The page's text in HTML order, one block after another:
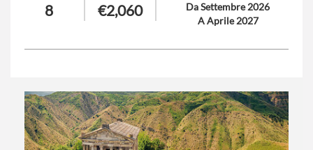
che attraversa oasi senza tempo, palmeti leggendari e villaggi
berberi sospesi tra storia e silenzio. Marocco dei contrasti e
un racconto che continua anche dopo il ritorno.
Supplemento trasferimento aeroporto a/r: V1-V2-V3-V4
(clicca qui per le tariffe)
8 €2,060
Da Settembre 2026
A Aprile 2027